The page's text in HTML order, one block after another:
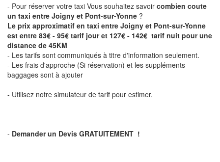
- Pour réserver votre taxi Vous souhaitez savoir combien coute
un taxi entre Joigny et Pont-sur-Yonne ?
Le prix approximatif en taxi entre Joigny et Pont-sur-Yonne
est entre 83€ - 95€ tarif jour et 127€ - 142€ tarif nuit pour une
distance de 45KM
- Les tarifs sont communiqués à titre d'information seulement.
- Les frais d'approche (Si réservation) et les suppléments
baggages sont à ajouter
- Utilisez notre simulateur de tarif pour estimer.
- Demander un Devis GRATUITEMENT !